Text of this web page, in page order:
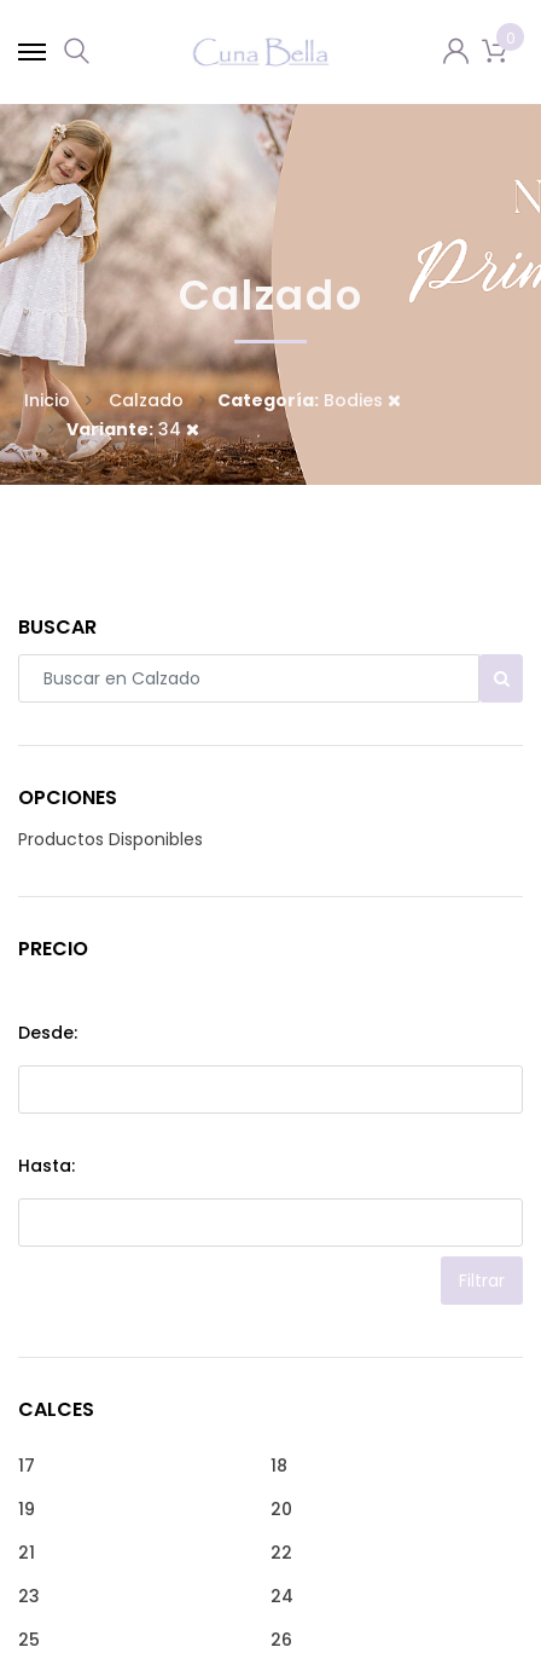
0
Calzado
Inicio Calzado Categoría: Bodies
Variante:34
BUSCAR
OPCIONES
Productos Disponibles
PRECIO
Desde:
Hasta:
Filtrar
CALCES
17
18
19
20
21
22
23
24
25
26